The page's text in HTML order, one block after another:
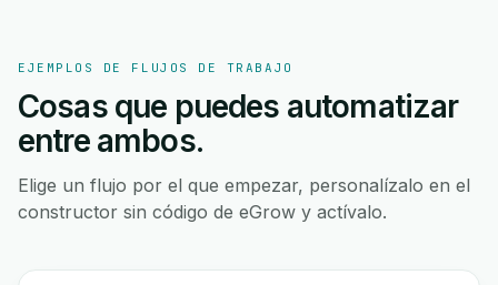
EJEMPLOS DE FLUJOS DE TRABAJO
Cosas que puedes automatizar
entre ambos.
Elige un flujo por el que empezar, personalízalo en el
constructor sin código de eGrow y actívalo.